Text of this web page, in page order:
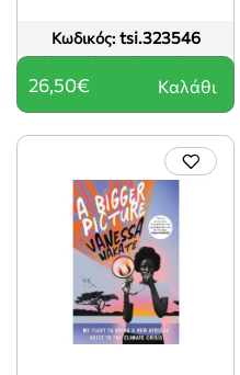
Κωδικός: tsi.323546
26,50€ Καλάθι